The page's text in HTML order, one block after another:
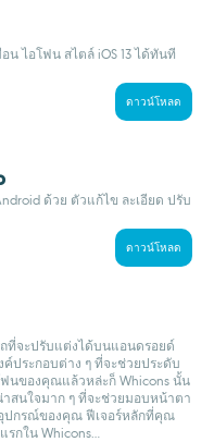
น ไอโฟน สไตล์ iOS 13 ได้ทันที
ดาวน์โหลด
ด้วย ตัวแก้ไข ละเอียด ปรับ
ดาวน์โหลด
ที่จะปรับแต่งได้บนแอนดรอยด์
ระกอบต่าง ๆ ที่จะช่วยประดับ
นของคุณแล้วหล่ะก็ Whicons นั้น
สนใจมาก ๆ ที่จะช่วยมอบหน้าตา
ปกรณ์ของคุณ ฟีเจอร์หลักที่คุณ
รกใน Whicons...